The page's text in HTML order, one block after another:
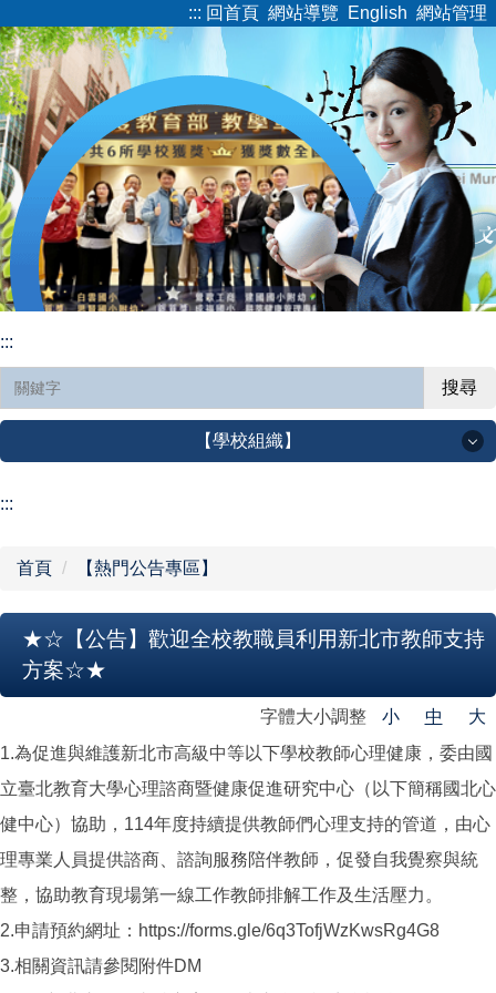
到
主
要
內
容
區
::: 回首頁 網站導覽 English 網站管理
:::
搜尋
【學校組織】
【學校組織】
網站導覽
:::
首頁 【熱門公告專區】
★☆【公告】歡迎全校教職員利用新北市教師支持
方案☆★
字體大小調整 小 中
大
1.為促進與維護新北市高級中等以下學校教師心理健康，委由國
立臺北教育大學心理諮商暨健康促進研究中心（以下簡稱國北心
健中心）協助，114年度持續提供教師們心理支持的管道，由心
理專業人員提供諮商、諮詢服務陪伴教師，促發自我覺察與統
整，協助教育現場第一線工作教師排解工作及生活壓力。
2.申請預約網址：https://forms.gle/6q3TofjWzKwsRg4G8
3.相關資訊請參閱附件DM